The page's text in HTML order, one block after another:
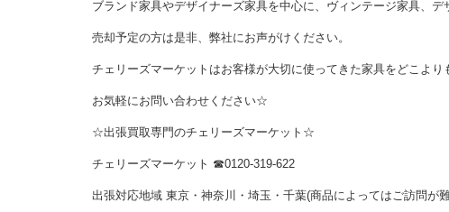
ブランド家具やデザイナーズ家具を中心に、ヴィンテージ家具、
売却予定の方は是非、弊社にお声がけください。
チェリーズマーケットはお客様が大切に使ってきた家具をどこより
お気軽にお問い合わせください☆
☆出張買取専門のチェリーズマーケット☆
チェリーズマーケット ☎︎0120-319-622
出張対応地域 東京・神奈川・埼玉・千葉(商品によってはご訪問が